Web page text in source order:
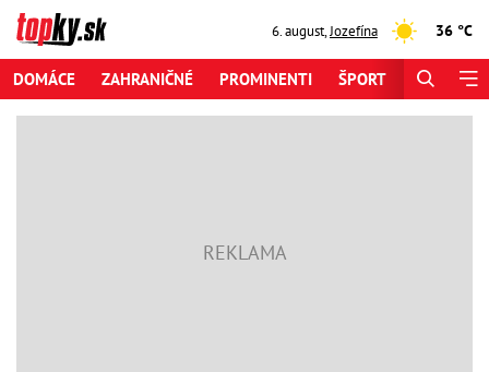
6. august,Jozefína 36 °C
DOMÁCE ZAHRANIČNÉ PROMINENTI ŠPORT